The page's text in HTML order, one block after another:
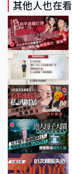
其他人也在看